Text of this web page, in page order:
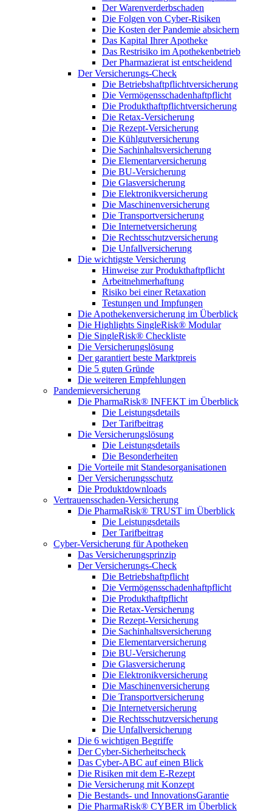
Der Warenverderbschaden
Die Folgen von Cyber-Risiken
Die Kosten der Pandemie absichern
Das Kapital Ihrer Apotheke
Das Restrisiko im Apothekenbetrieb
Der Pharmazierat ist entscheidend
Der Versicherungs-Check
Die Betriebshaftpflichtversicherung
Die Vermögensschadenhaftpflicht
Die Produkthaftpflichtversicherung
Die Retax-Versicherung
Die Rezept-Versicherung
Die Kühlgutversicherung
Die Sachinhaltsversicherung
Die Elementarversicherung
Die BU-Versicherung
Die Glasversicherung
Die Elektronikversicherung
Die Maschinenversicherung
Die Transportversicherung
Die Internetversicherung
Die Rechtsschutzversicherung
Die Unfallversicherung
Die wichtigste Versicherung
Hinweise zur Produkthaftpflicht
Arbeitnehmerhaftung
Risiko bei einer Retaxation
Testungen und Impfungen
Die Apothekenversicherung im Überblick
Die Highlights SingleRisk® Modular
Die SingleRisk® Checkliste
Die Versicherungslösung
Der garantiert beste Marktpreis
Die 5 guten Gründe
Die weiteren Empfehlungen
Pandemieversicherung
Die PharmaRisk® INFEKT im Überblick
Die Leistungsdetails
Der Tarifbeitrag
Die Versicherungslösung
Die Leistungsdetails
Die Besonderheiten
Die Vorteile mit Standesorganisationen
Der Versicherungsschutz
Die Produktdownloads
Vertrauensschaden-Versicherung
Die PharmaRisk® TRUST im Überblick
Die Leistungsdetails
Der Tarifbeitrag
Cyber-Versicherung für Apotheken
Das Versicherungsprinzip
Der Versicherungs-Check
Die Betriebshaftpflicht
Die Vermögensschadenhaftpflicht
Die Produkthaftpflicht
Die Retax-Versicherung
Die Rezept-Versicherung
Die Sachinhaltsversicherung
Die Elementarversicherung
Die BU-Versicherung
Die Glasversicherung
Die Elektronikversicherung
Die Maschinenversicherung
Die Transportversicherung
Die Internetversicherung
Die Rechtsschutzversicherung
Die Unfallversicherung
Die 6 wichtigen Begriffe
Der Cyber-Sicher­heits­check
Das Cyber-ABC auf einen Blick
Die Risiken mit dem E-Rezept
Die Versicherung mit Konzept
Die Bestands- und InnovationsGarantie
Die PharmaRisk® CYBER im Überblick